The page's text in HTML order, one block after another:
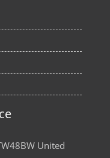
United